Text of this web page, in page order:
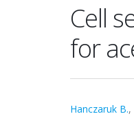
Cell
for
Hanczaruk B.,